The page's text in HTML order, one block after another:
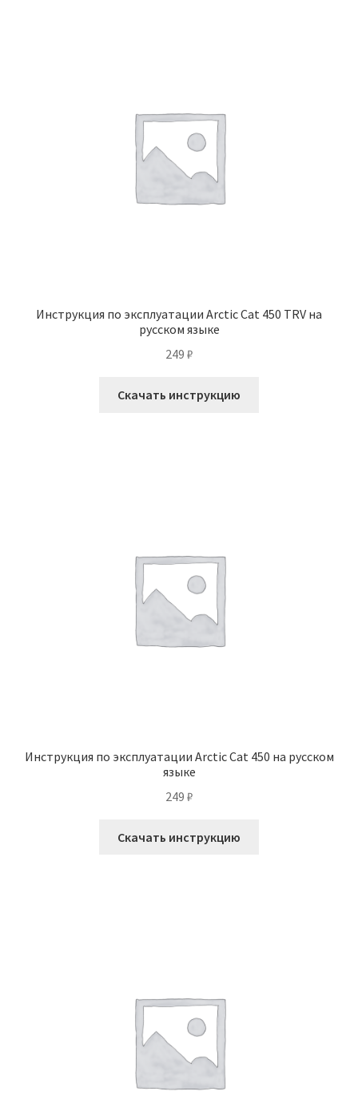
Инструкция по эксплуатации Arctic Cat 450 TRV на
русском языке
249 ₽
Скачать инструкцию
Инструкция по эксплуатации Arctic Cat 450 на русском
языке
249 ₽
Скачать инструкцию